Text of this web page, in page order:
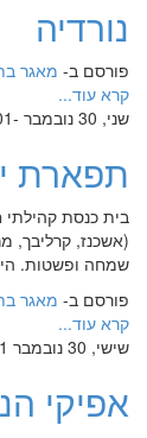
נורדיה
פורסם ב- מאגר
קרא עוד...
שני, 30 נובמבר -0001 02:20
תפארת
בית כנסת קהילתי
(אשכנז, קרליבך,
שמחה ופשטות.
פורסם ב- מאגר
קרא עוד...
שישי, 30 נובמבר 2001 02:20
אפיקי